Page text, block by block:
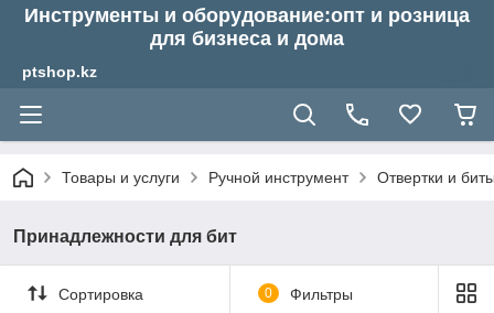
Инструменты и оборудование:опт и розница
для бизнеса и дома
ptshop.kz
Товары и услуги Ручной инструмент Отвертки и
Принадлежности для бит
Сортировка 0 Фильтры